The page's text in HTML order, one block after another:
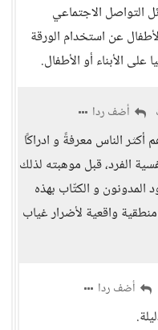
التواصل الاجتماعي
عن استخدام الورقة
على الأبناء أو الأطفال.
أضف ردا
أكثر الناس معرفةً و ادراكًا
الفرد، قبل موهبته لذلك
و الكتّاب بهذه
واقعية لأضرار غياب
أضف ردا